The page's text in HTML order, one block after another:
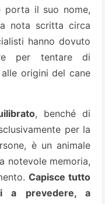
porta il suo nome,
nota scritta circa
hanno dovuto
per tentare di
origini del cane
, benché di
per la
è un animale
notevole memoria,
Capisce tutto
a prevedere, a